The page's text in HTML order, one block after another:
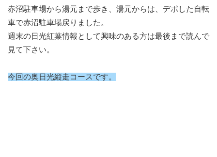
赤沼駐車場から湯元まで歩き、湯元からは、デポした自転
車で赤沼駐車場戻りました。
週末の日光紅葉情報として興味のある方は最後まで読んで
見て下さい。
今回の奥日光縦走コースです。